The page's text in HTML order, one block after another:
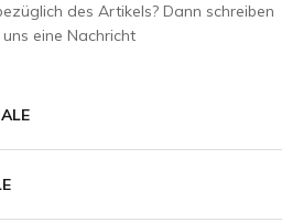
des Artikels? Dann schreiben
uns eine Nachricht